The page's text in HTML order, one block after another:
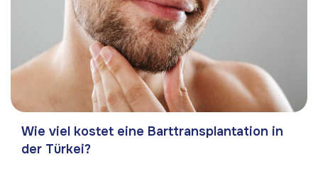
Wie viel kostet eine Barttransplantation in
der Türkei?